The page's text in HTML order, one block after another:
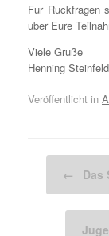
Fur Ruckfragen
uber Eure
Viele Gruße
Henning
Veröffentlicht in
← Das